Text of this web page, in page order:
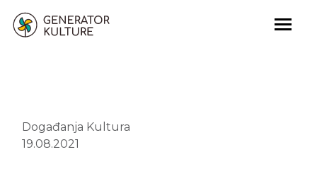
Događanja Kultura
19.08.2021